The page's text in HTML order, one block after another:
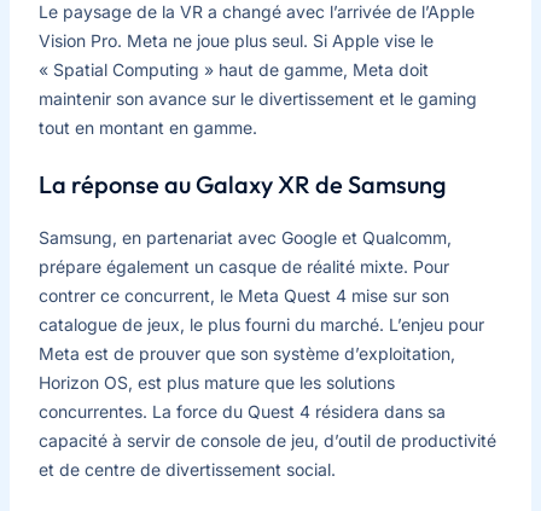
Le paysage de la VR a changé avec l’arrivée de l’Apple
Vision Pro. Meta ne joue plus seul. Si Apple vise le
« Spatial Computing » haut de gamme, Meta doit
maintenir son avance sur le divertissement et le gaming
tout en montant en gamme.
La réponse au Galaxy XR de Samsung
Samsung, en partenariat avec Google et Qualcomm,
prépare également un casque de réalité mixte. Pour
contrer ce concurrent, le Meta Quest 4 mise sur son
catalogue de jeux, le plus fourni du marché. L’enjeu pour
Meta est de prouver que son système d’exploitation,
Horizon OS, est plus mature que les solutions
concurrentes. La force du Quest 4 résidera dans sa
capacité à servir de console de jeu, d’outil de productivité
et de centre de divertissement social.